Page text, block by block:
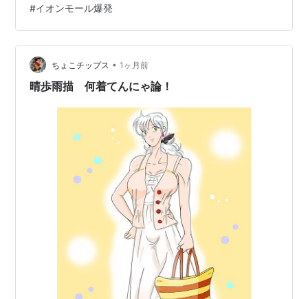
の、お方様の目の病気の 手術・入院n通院に始まって 二
週間の自宅療養を経て 今はなんとか職場復帰して おられ
るのですが 自転車乗るの禁止 目のピントが合わない 重
い物持っ…
#イオンモール爆発
ちょこチップス • 1ヶ月前
晴歩雨描 何着てんにゃ論！